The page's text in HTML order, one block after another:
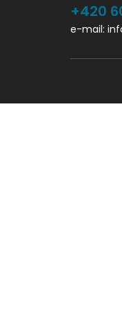
+420
e-mail: